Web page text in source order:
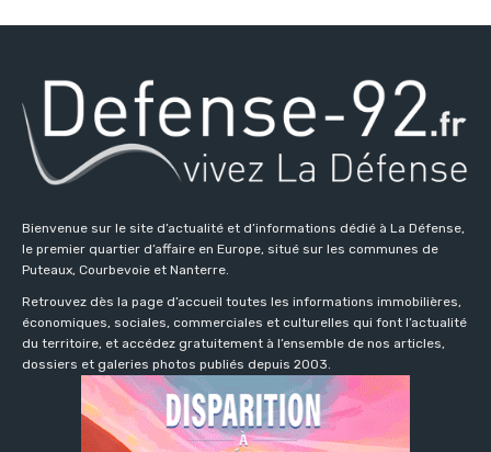
Bienvenue sur le site d’actualité et d’informations dédié à La Défense,
le premier quartier d’affaire en Europe, situé sur les communes de
Puteaux, Courbevoie et Nanterre.
Retrouvez dès la page d’accueil toutes les informations immobilières,
économiques, sociales, commerciales et culturelles qui font l’actualité
du territoire, et accédez gratuitement à l’ensemble de nos articles,
dossiers et galeries photos publiés depuis 2003.